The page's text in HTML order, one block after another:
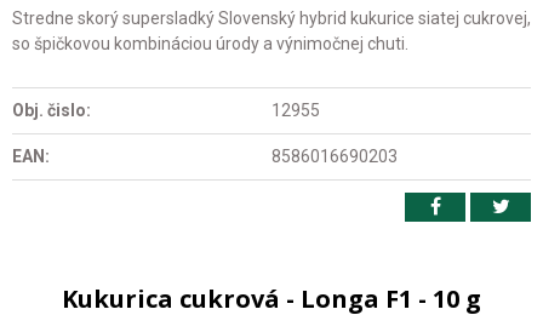
Stredne skorý supersladký Slovenský hybrid kukurice siatej cukrovej,
so špičkovou kombináciou úrody a výnimočnej chuti.
Obj. čislo: 12955
EAN: 8586016690203
Kukurica cukrová - Longa F1 - 10 g